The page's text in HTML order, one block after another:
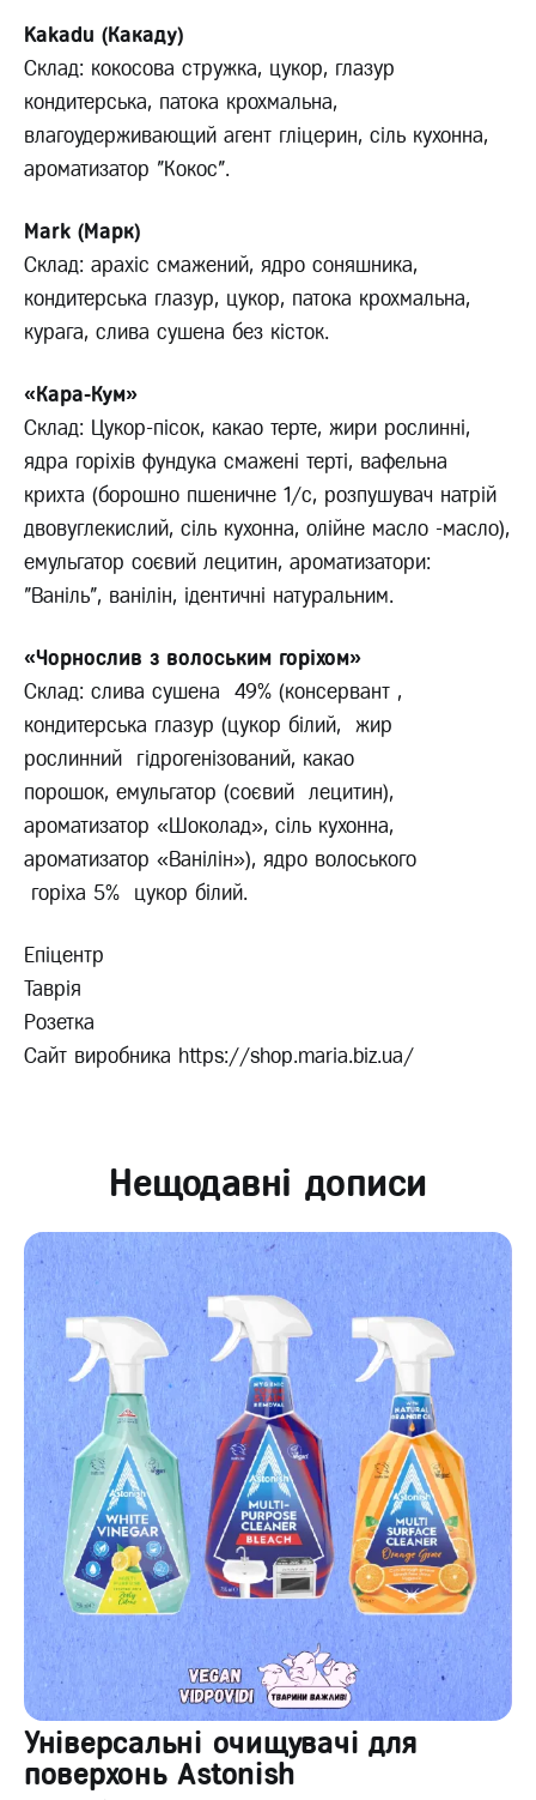
Kakadu (Какаду)
Склад: кокосова стружка, цукор, глазур
кондитерська, патока крохмальна,
влагоудерживающий агент гліцерин, сіль кухонна,
ароматизатор "Кокос".
Mark (Марк)
Склад: арахіс смажений, ядро соняшника,
кондитерська глазур, цукор, патока крохмальна,
курага, слива сушена без кісток.
«Кара-Кум»
Склад: Цукор-пісок, какао терте, жири рослинні,
ядра горіхів фундука смажені терті, вафельна
крихта (борошно пшеничне 1/с, розпушувач натрій
двовуглекислий, сіль кухонна, олійне масло -масло),
емульгатор соєвий лецитин, ароматизатори:
"Ваніль", ванілін, ідентичні натуральним.
«Чорнослив з волоським горіхом»
Склад: слива сушена 49% (консервант ,
кондитерська глазур (цукор білий, жир
рослинний гідрогенізований, какао
порошок, емульгатор (соєвий лецитин),
ароматизатор «Шоколад», сіль кухонна,
ароматизатор «Ванілін»), ядро волоського
горіха 5% цукор білий.
Епіцентр
Таврія
Розетка
Сайт виробника https://shop.maria.biz.ua/
Нещодавні дописи
Універсальні очищувачі для
поверхонь Astonish